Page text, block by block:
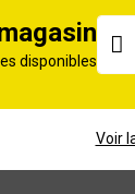
disponibles
Voir